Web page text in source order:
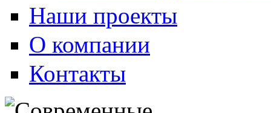
Наши проекты
О компании
Контакты